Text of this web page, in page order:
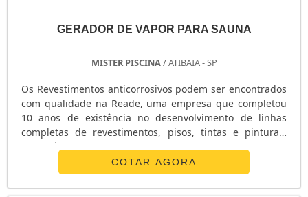
GERADOR DE VAPOR PARA SAUNA
MISTER PISCINA/ ATIBAIA - SP
Os Revestimentos anticorrosivos podem ser encontrados
com qualidade na Reade, uma empresa que completou
10 anos de existência no desenvolvimento de linhas
completas de revestimentos, pisos, tintas e pinturas.
Disponíveis na categoria RADPISO EVR, os Revestimentos
anticorrosivos tem uso indicado para locais como: Áreas
de manipulação de produtos químicos corrosivos; Diques
de contenção; Salas de baterias e Canaletas com
COTAR AGORA